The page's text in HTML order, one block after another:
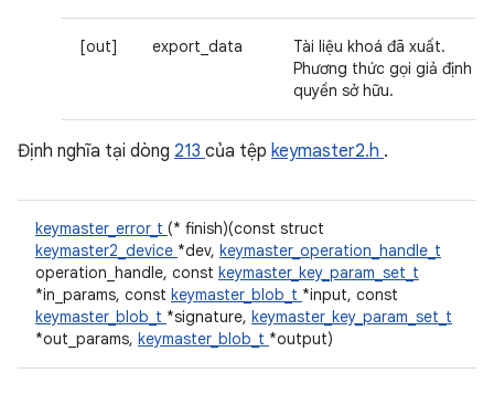
[out] export_data
Tài liệu khoá đã xuất.
Phương thức gọi giả định
quyền sở hữu.
Định nghĩa tại dòng 213 của tệp keymaster2.h .
keymaster_error_t (* finish)(const struct
keymaster2_device *dev, keymaster_operation_handle_t
operation_handle, const keymaster_key_param_set_t
*in_params, const keymaster_blob_t *input, const
keymaster_blob_t *signature, keymaster_key_param_set_t
*out_params, keymaster_blob_t *output)